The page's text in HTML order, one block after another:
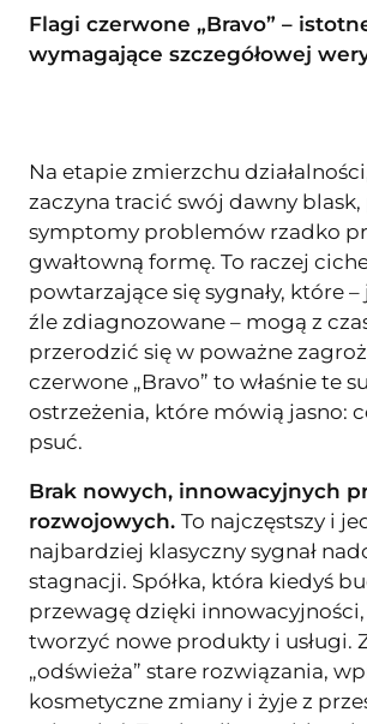
Flagi czerwone „Bravo” –
wymagające szczegółowej
Na etapie zmierzchu
zaczyna tracić swój dawny
symptomy problemów rzadko
gwałtowną formę. To raczej
powtarzające się sygnały, które –
źle zdiagnozowane – mogą z
przerodzić się w poważne
czerwone „Bravo” to właśnie te
ostrzeżenia, które mówią jasno:
psuć.
Brak nowych, innowacyjnych
rozwojowych. To najczęstszy i
najbardziej klasyczny sygnał
stagnacji. Spółka, która kiedyś
przewagę dzięki
tworzyć nowe produkty i usługi.
„odświeża” stare rozwiązania,
kosmetyczne zmiany i żyje z